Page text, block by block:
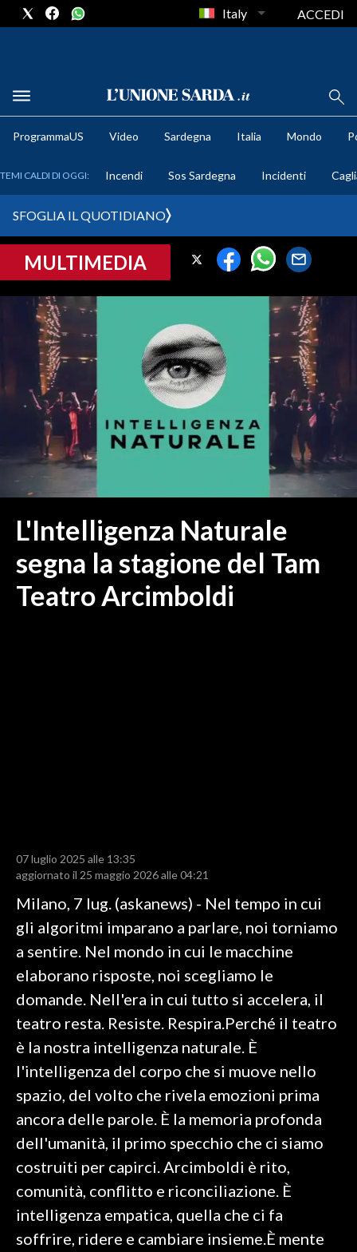
METEO
CRONACA SARDEGNA
PROVINCIA DI CAGLIARI
SULCIS IGLESIENTE
MEDIO CAMPIDANO
ORISTANO E PROVINCIA
SASSARI E PROVINCIA
GALLURA
NUORO E PROVINCIA
OGLIASTRA
ITALIA
MONDO
RISULTATI E CLASSIFICHE
CALCIO REGIONALE
BASKET
VOLLEY
MOTORI
TENNIS
ALTRI SPORT
CULTURA
SPETTACOLI
GOSSIP
SARDEGNA TURISMO
Italy ACCEDI
ProgrammaUS Video Sardegna Italia Mondo
TEMI CALDI DI OGGI: Incendi Sos Sardegna Incidenti
SFOGLIA IL QUOTIDIANO
MULTIMEDIA
L'Intelligenza Naturale
segna la stagione del Tam
Teatro Arcimboldi
07 luglio 2025 alle 13:35
aggiornato il 25 maggio 2026 alle 04:21
Milano, 7 lug. (askanews) - Nel tempo in cui
gli algoritmi imparano a parlare, noi torniamo
a sentire. Nel mondo in cui le macchine
elaborano risposte, noi scegliamo le
domande. Nell'era in cui tutto si accelera, il
teatro resta. Resiste. Respira.Perché il teatro
è la nostra intelligenza naturale. È
l'intelligenza del corpo che si muove nello
spazio, del volto che rivela emozioni prima
ancora delle parole. È la memoria profonda
dell'umanità, il primo specchio che ci siamo
costruiti per capirci. Arcimboldi è rito,
comunità, conflitto e riconciliazione. È
intelligenza empatica, quella che ci fa
soffrire, ridere e cambiare insieme.È mente